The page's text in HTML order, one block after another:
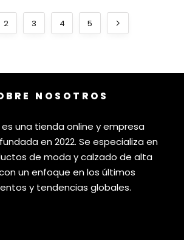
2 3 4 5
NOSOTROS
una tienda online y empresa
en 2022. Se especializa en
de moda y calzado de alta
un enfoque en los últimos
y tendencias globales.